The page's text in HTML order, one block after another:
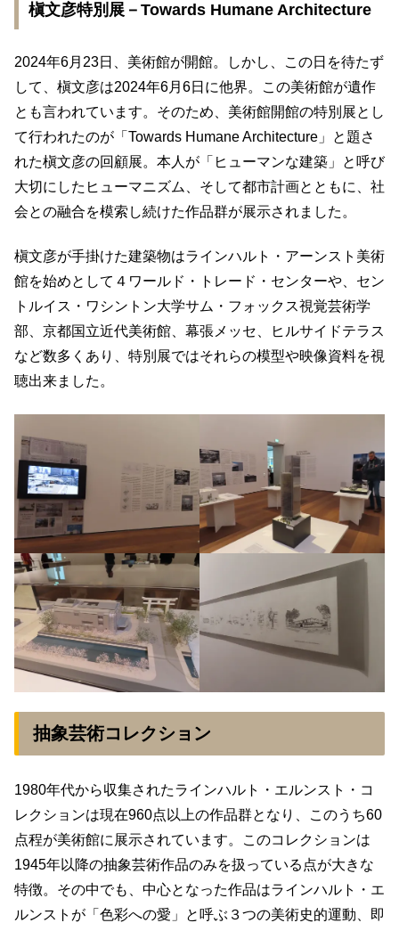
槇文彦特別展－Towards Humane Architecture
2024年6月23日、美術館が開館。しかし、この日を待たず
して、槇文彦は2024年6月6日に他界。この美術館が遺作
とも言われています。そのため、美術館開館の特別展とし
て行われたのが「Towards Humane Architecture」と題さ
れた槇文彦の回顧展。本人が「ヒューマンな建築」と呼び
大切にしたヒューマニズム、そして都市計画とともに、社
会との融合を模索し続けた作品群が展示されました。
槇文彦が手掛けた建築物はラインハルト・アーンスト美術
館を始めとして４ワールド・トレード・センターや、セン
トルイス・ワシントン大学サム・フォックス視覚芸術学
部、京都国立近代美術館、幕張メッセ、ヒルサイドテラス
など数多くあり、特別展ではそれらの模型や映像資料を視
聴出来ました。
抽象芸術コレクション
1980年代から収集されたラインハルト・エルンスト・コ
レクションは現在960点以上の作品群となり、このうち60
点程が美術館に展示されています。このコレクションは
1945年以降の抽象芸術作品のみを扱っている点が大きな
特徴。その中でも、中心となった作品はラインハルト・エ
ルンストが「色彩への愛」と呼ぶ３つの美術史的運動、即